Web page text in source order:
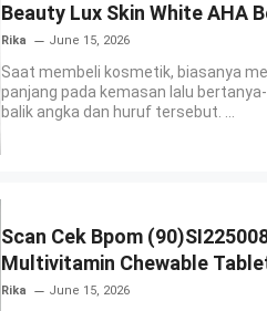
Beauty Lux Skin White AHA
Rika June 15, 2026
Saat membeli kosmetik, biasanya
panjang pada kemasan lalu
balik angka dan huruf tersebut. ...
Scan Cek Bpom
Multivitamin Chewable
Rika June 15, 2026